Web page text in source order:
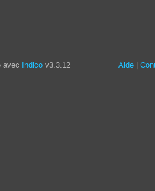
avec Indico v3.3.12 Aide